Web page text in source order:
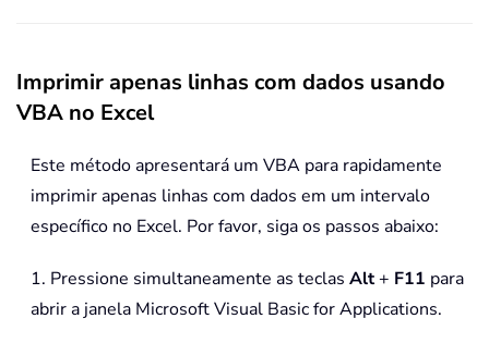
Imprimir apenas linhas com dados usando
VBA no Excel
Este método apresentará um VBA para rapidamente
imprimir apenas linhas com dados em um intervalo
específico no Excel. Por favor, siga os passos abaixo:
1. Pressione simultaneamente as teclas Alt+ F11 para
abrir a janela Microsoft Visual Basic for Applications.